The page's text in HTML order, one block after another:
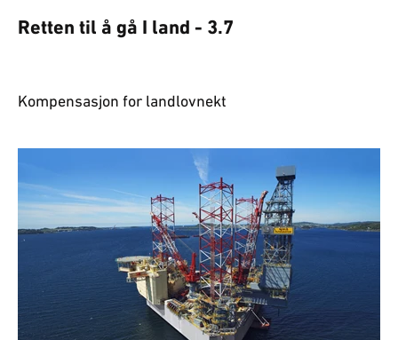
Retten til å gå I land - 3.7
Kompensasjon for landlovnekt